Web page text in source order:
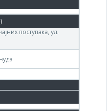
за приватизацију,
поступака, ул.